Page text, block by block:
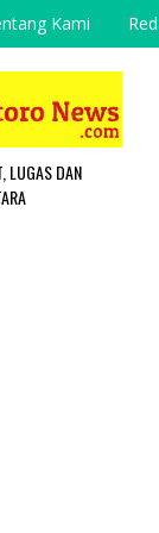
Kami
LUGAS DAN